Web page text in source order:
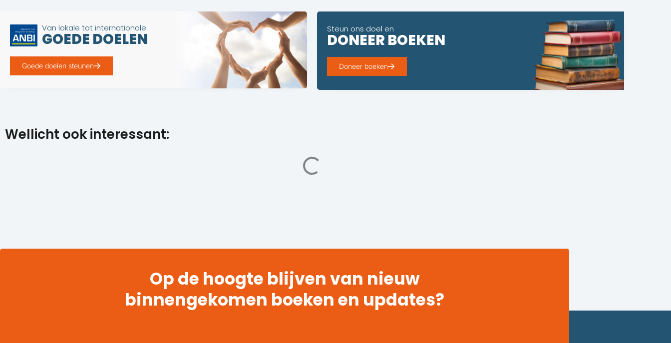
Van lokale tot internationale
GOEDE DOELEN
Goede doelen steunen
Steun ons doel en
DONEER BOEKEN
Doneer boeken
Wellicht ook interessant:
Op de hoogte blijven van nieuw
binnengekomen boeken en updates?